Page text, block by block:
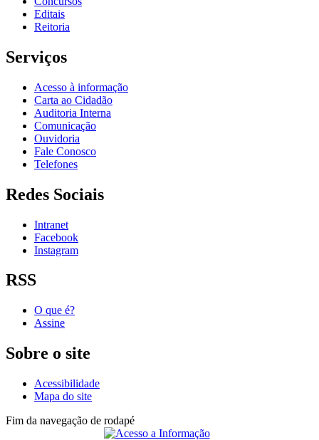
Editais
Reitoria
Serviços
Acesso à informação
Carta ao Cidadão
Auditoria Interna
Comunicação
Ouvidoria
Fale Conosco
Telefones
Redes Sociais
Intranet
Facebook
Instagram
RSS
O que é?
Assine
Sobre o site
Acessibilidade
Mapa do site
Fim da navegação de rodapé